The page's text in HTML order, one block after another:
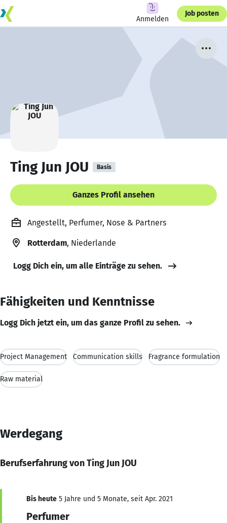
Anmelden
Job posten
Ting Jun JOU Basis
Ganzes Profil ansehen
Angestellt, Perfumer, Nose & Partners
Rotterdam, Niederlande
Logg Dich ein, um alle Einträge zu sehen.
Fähigkeiten und Kenntnisse
Logg Dich jetzt ein, um das ganze Profil zu sehen.
Project Management Communication skills Fragrance formulation
Raw material
Werdegang
Berufserfahrung von Ting Jun JOU
Bis heute 5 Jahre und 5 Monate, seit Apr. 2021
Perfumer